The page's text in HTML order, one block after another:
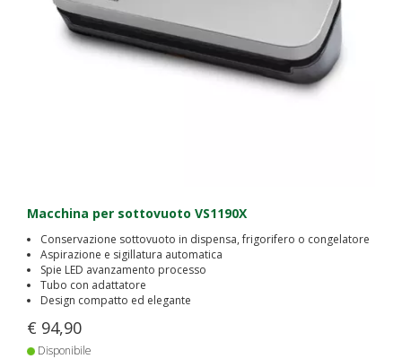
Macchina per sottovuoto VS1190X
Conservazione sottovuoto in dispensa, frigorifero o congelatore
Aspirazione e sigillatura automatica
Spie LED avanzamento processo
Tubo con adattatore
Design compatto ed elegante
€ 94,90
Disponibile